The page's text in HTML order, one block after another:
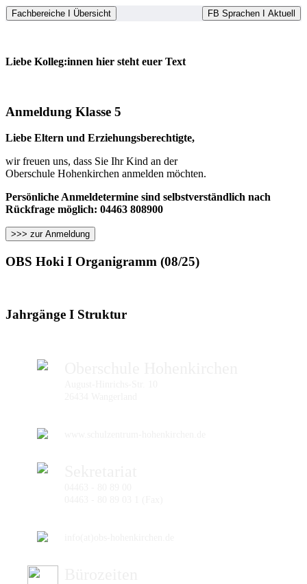
Fachbereiche I Übersicht FB Sprachen I Aktuell
Liebe Kolleg:innen hier steht euer Text
Anmeldung Klasse 5
Liebe Eltern und Erziehungsberechtigte,
wir freuen uns, dass Sie Ihr Kind an der
Oberschule Hohenkirchen anmelden möchten.
Persönliche Anmeldetermine sind selbstverständlich nach
Rückfrage möglich: 04463 808900
>>> zur Anmeldung
OBS Hoki I Organigramm (08/25)
Jahrgänge I Struktur